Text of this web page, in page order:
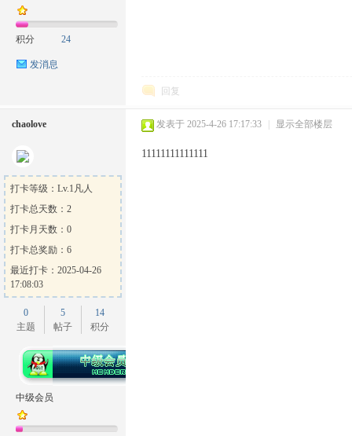
积分 24
发消息
回复
chaolove
打卡等级：Lv.1凡人
打卡总天数：2
打卡月天数：0
打卡总奖励：6
最近打卡：2025-04-26
17:08:03
0
主题
5
帖子
14
积分
中级会员
发表于 2025-4-26 17:17:33 显示全部楼层
11111111111111